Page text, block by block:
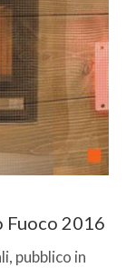
2016
pubblico in